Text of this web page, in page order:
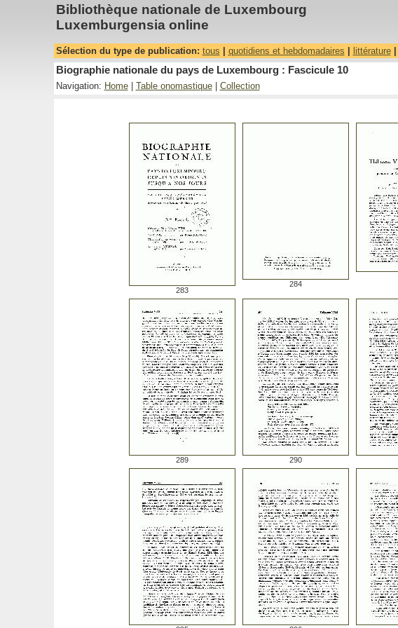
Bibliothèque nationale de Luxembourg
Luxemburgensia online
Sélection du type de publication: tous quotidiens et hebdomadaires littérature|
Biographie nationale du pays de Luxembourg : Fascicule 10
Navigation: Home| Table onomastique| Collection
283
284
289 290